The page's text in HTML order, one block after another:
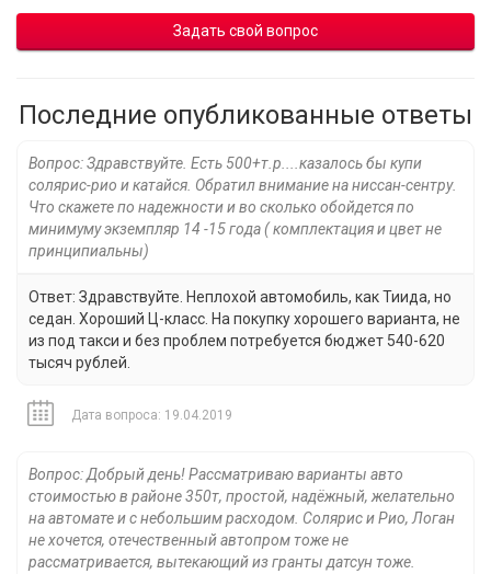
Задать свой вопрос
Последние опубликованные ответы
Вопрос: Здравствуйте. Есть 500+т.р....казалось бы купи
солярис-рио и катайся. Обратил внимание на ниссан-сентру.
Что скажете по надежности и во сколько обойдется по
минимуму экземпляр 14 -15 года ( комплектация и цвет не
принципиальны)
Ответ: Здравствуйте. Неплохой автомобиль, как Тиида, но
седан. Хороший Ц-класс. На покупку хорошего варианта, не
из под такси и без проблем потребуется бюджет 540-620
тысяч рублей.
Дата вопроса: 19.04.2019
Вопрос: Добрый день! Рассматриваю варианты авто
стоимостью в районе 350т, простой, надёжный, желательно
на автомате и с небольшим расходом. Солярис и Рио, Логан
не хочется, отечественный автопром тоже не
рассматривается, вытекающий из гранты датсун тоже.